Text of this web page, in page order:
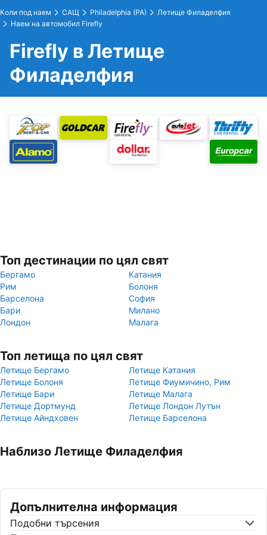
Коли под наем САЩ Philadelphia (PA)
Летище Филаделфия
Наем на автомобил Firefly
Firefly в Летище
Филаделфия
Топ дестинации по цял свят
Бергамо
Катания
Рим
Болоня
Барселона
София
Бари
Милано
Лондон
Малага
Топ летища по цял свят
Летище Бергамо
Летище Катания
Летище Болоня
Летище Фиумичино, Рим
Летище Бари
Летище Малага
Летище Дортмунд
Летище Лондон Лутън
Летище Айндховен
Летище Барселона
Наблизо Летище Филаделфия
Допълнителна информация
Подобни търсения